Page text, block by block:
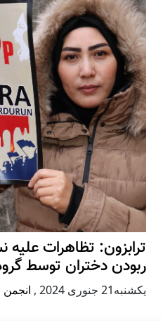
ترابزون: تظاهرات
ربودن دختران توسط
يكشنبه21 جنوری 2024 ,